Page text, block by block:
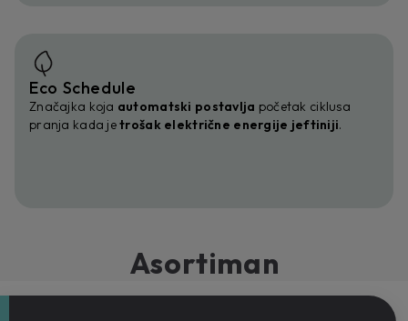
Eco Schedule
Značajka koja automatski postavlja početak ciklusa
pranja kada jetrošak električne energije jeftiniji.
Asortiman